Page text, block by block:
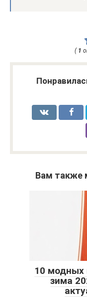
( 1
Вам также
10 модных
зима